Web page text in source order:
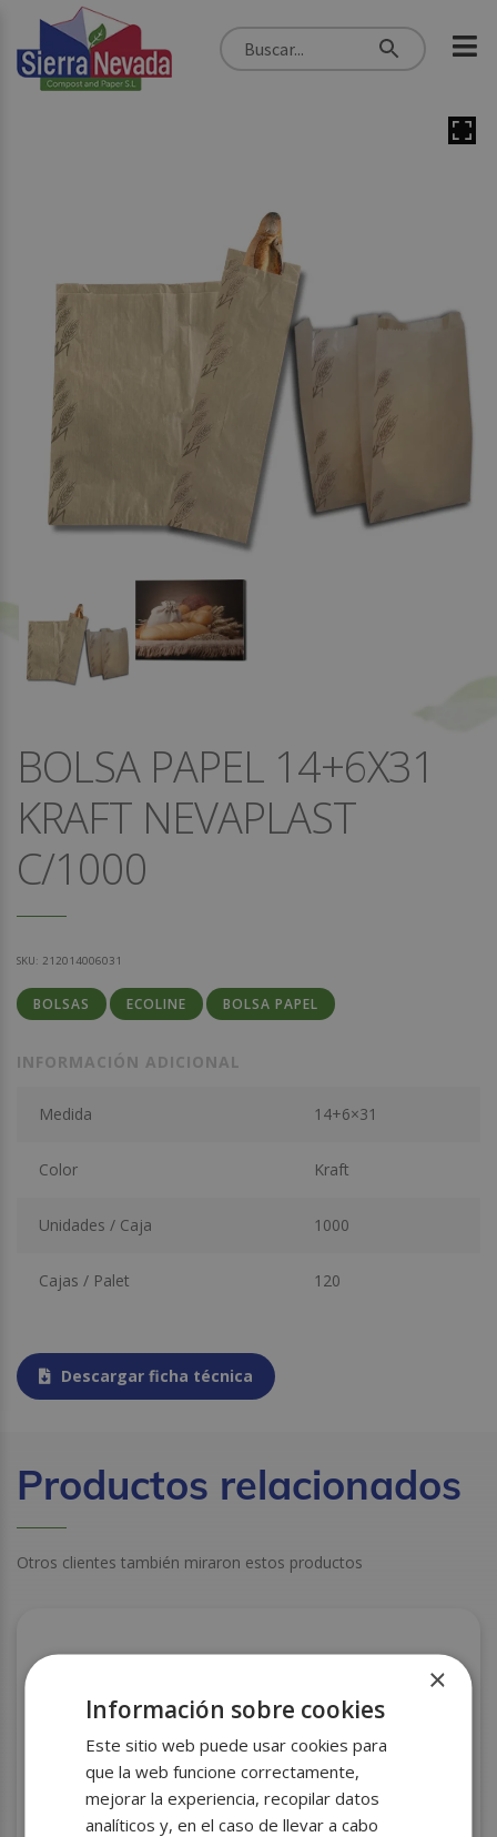
BOLSA PAPEL 14+6X31
KRAFT NEVAPLAST
C/1000
SKU: 212014006031
BOLSAS ECOLINE BOLSA PAPEL
INFORMACIÓN ADICIONAL
Medida 14+6×31
Color Kraft
Unidades / Caja 1000
Cajas / Palet 120
Descargar ficha técnica
Productos relacionados
Otros clientes también miraron estos productos
×
Información sobre cookies
Este sitio web puede usar cookies para
que la web funcione correctamente,
mejorar la experiencia, recopilar datos
analíticos y, en el caso de llevar a cabo